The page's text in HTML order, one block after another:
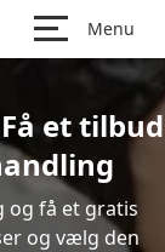
Menu
et tilbud
og få et gratis
og vælg den